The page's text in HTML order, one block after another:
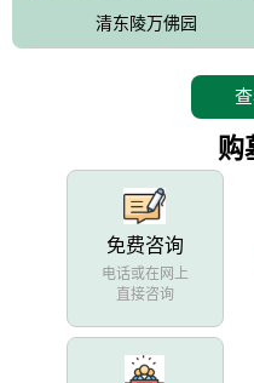
能适应不同消费阶层的需求，
清东陵万佛园
购
免费咨询
电话或在网上
直接咨询